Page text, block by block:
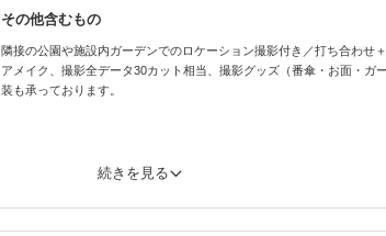
その他含むもの
隣接の公園や施設内ガーデンでのロケーション撮影付き／打ち合わせ
アメイク、撮影全データ30カット相当、撮影グッズ（番傘・お面・ガ
装も承っております。
続きを見る